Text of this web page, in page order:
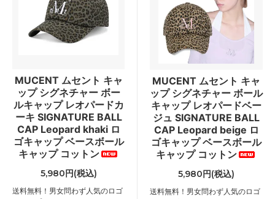
MUCENT ムセント キャ
ップ シグネチャー ボー
ルキャップ レオパードカ
ーキ SIGNATURE BALL
CAP Leopard khaki ロ
ゴキャップ ベースボール
キャップ コットン
5,980円(税込)
送料無料！男女問わず人気のロゴ
MUCENT ムセント キャ
ップ シグネチャー ボール
キャップ レオパードベー
ジュ SIGNATURE BALL
CAP Leopard beige ロ
ゴキャップ ベースボール
キャップ コットン
5,980円(税込)
送料無料！男女問わず人気のロゴ